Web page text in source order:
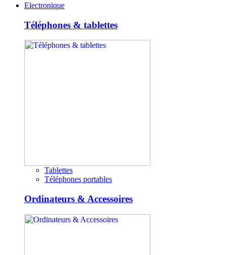
Electronique
Téléphones & tablettes
Tablettes
Téléphones portables
Ordinateurs & Accessoires